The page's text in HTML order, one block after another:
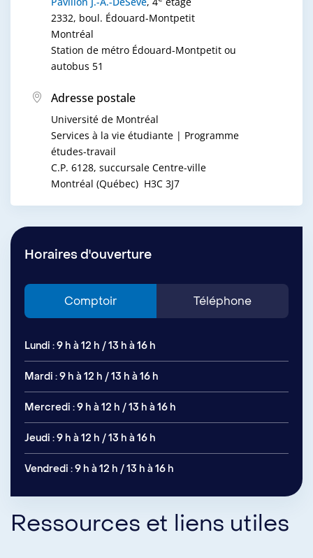
2332, boul. Édouard-Montpetit
Montréal
Station de métro Édouard-Montpetit ou
autobus 51
Adresse postale
Université de Montréal
Services à la vie étudiante | Programme
études-travail
C.P. 6128, succursale Centre-ville
Montréal (Québec) H3C 3J7
Horaires d'ouverture
Comptoir Téléphone
Lundi : 9 h à 12 h / 13 h à 16 h
Mardi : 9 h à 12 h / 13 h à 16 h
Mercredi : 9 h à 12 h / 13 h à 16 h
Jeudi : 9 h à 12 h / 13 h à 16 h
Vendredi : 9 h à 12 h / 13 h à 16 h
Ressources et liens utiles